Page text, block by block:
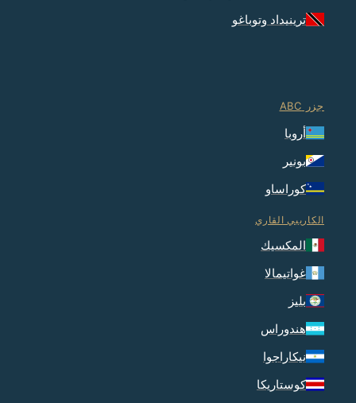
ترينيداد وتوباغو
جزر ABC
أروبا
بونير
كوراساو
الكاريبي القاري
المكسيك
غواتيمالا
بليز
هندوراس
نيكاراجوا
كوستاريكا